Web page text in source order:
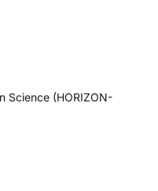
Science (HORIZON-